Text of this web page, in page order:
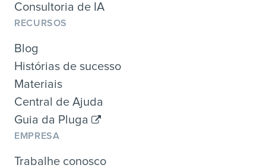
Consultoria de IA
RECURSOS
Blog
Histórias de sucesso
Materiais
Central de Ajuda
Guia da Pluga
EMPRESA
Trabalhe conosco